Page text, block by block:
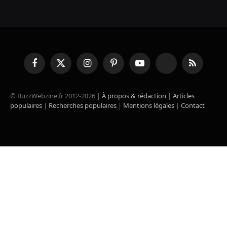
FacebookX
(Twitter)
InstagramPinterestYouTube TikTok RSS
© BuzzWebzine.fr 2012-2026 | À propos & rédaction | Articles
populaires | Recherches populaires | Mentions légales | Contact